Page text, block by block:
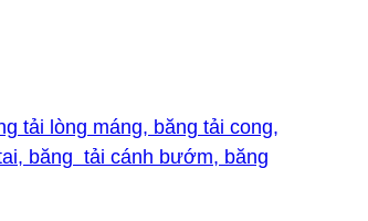
tải lòng máng, băng tải cong,
băng tải cánh bướm, băng